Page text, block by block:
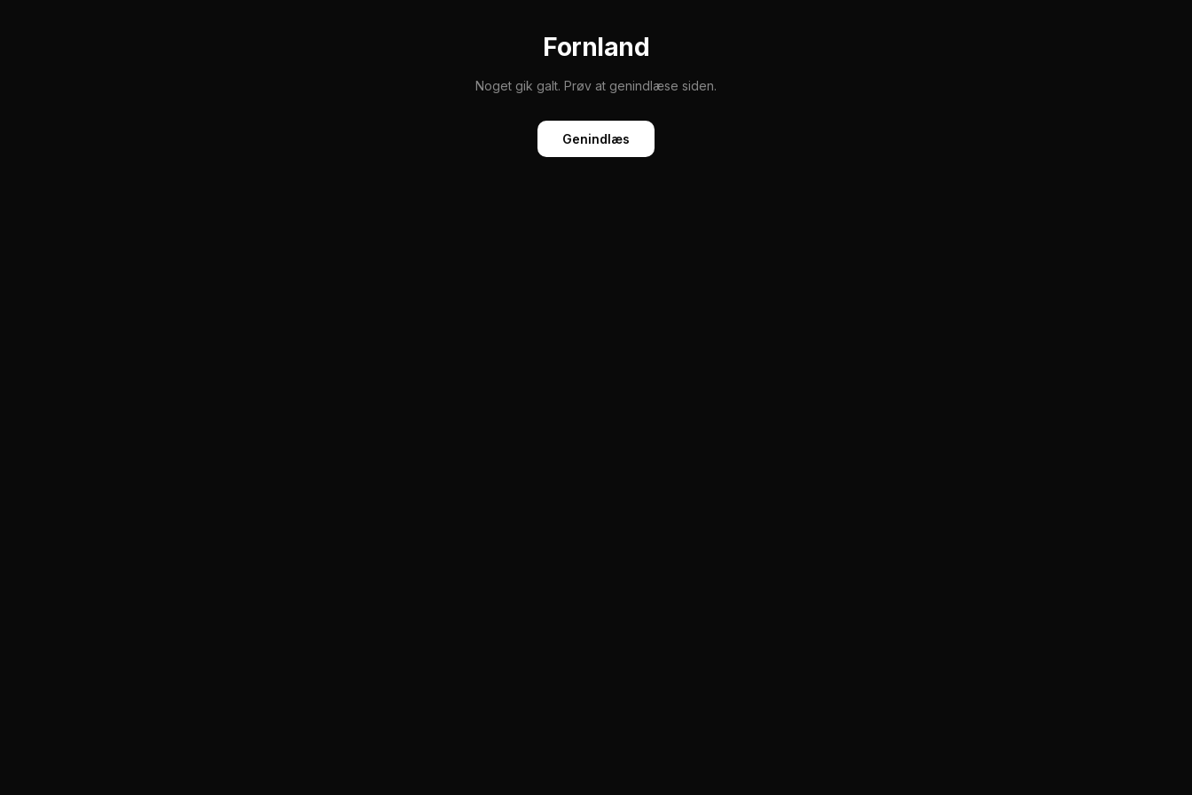
Fornland
Noget gik galt. Prøv at genindlæse siden.
Genindlæs